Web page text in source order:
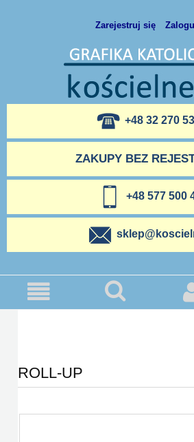
Zarejestruj się
+48 32 270
ZAKUPY BEZ
+48 577 500
ROLL-UP